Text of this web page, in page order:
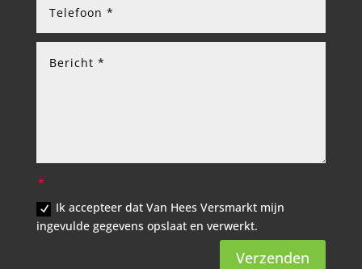
Ik accepteer dat Van Hees Versmarkt mijn
ingevulde gegevens opslaat en verwerkt.
Verzenden